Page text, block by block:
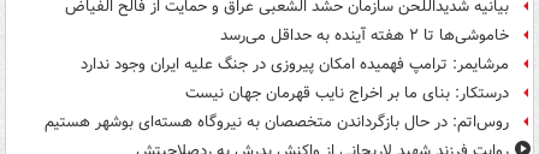
بیانیه شدیداللحن سازمان حشد الشعبی عراق و حمایت از فالح الفیاض
خاموشی‌ها تا ۲ هفته آینده به حداقل می‌رسد
مرشایمر: ترامپ فهمیده امکان پیروزی در جنگ علیه ایران وجود ندارد
درستکار: بنای ما بر اخراج نایب قهرمان جهان نیست
روس‌اتم: در حال بازگرداندن متخصصان به نیروگاه هسته‌ای بوشهر هستیم